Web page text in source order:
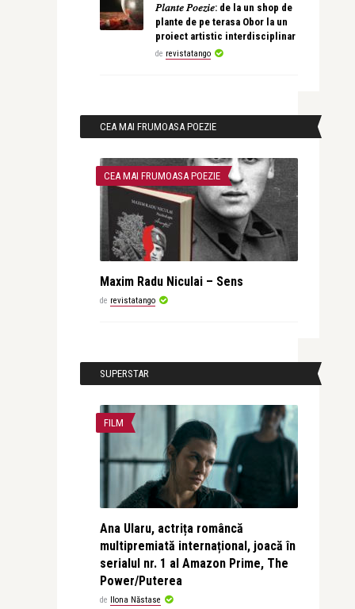
𝑃𝑙𝑎𝑛𝑡𝑒 𝑃𝑜𝑒𝑧𝑖𝑒: de la un shop de
plante de pe terasa Obor la un
proiect artistic interdisciplinar
de revistatango
CEA MAI FRUMOASA POEZIE
CEA MAI FRUMOASA POEZIE
Maxim Radu Niculai – Sens
de revistatango
SUPERSTAR
FILM
Ana Ularu, actrița româncă
multipremiată internațional, joacă în
serialul nr. 1 al Amazon Prime, The
Power/Puterea
de Ilona Năstase